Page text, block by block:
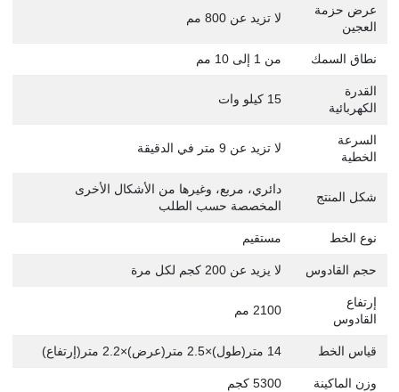
عرض حزمة
العجين
لا تزيد عن 800 مم
نطاق السمك من 1 إلى 10 مم
القدرة
الكهربائية
15 كيلو وات
السرعة
الخطية
لا تزيد عن 9 متر في الدقيقة
شكل المنتج
دائري، مربع، وغيرها من الأشكال الأخرى
المخصصة حسب الطلب
نوع الخط مستقيم
حجم القادوس لا يزيد عن 200 كجم لكل مرة
إرتفاع
القادوس
2100 مم
قياس الخط 14 متر(طول)×2.5 متر(عرض)×2.2 متر(إرتفاع)
وزن الماكينة 5300 كجم